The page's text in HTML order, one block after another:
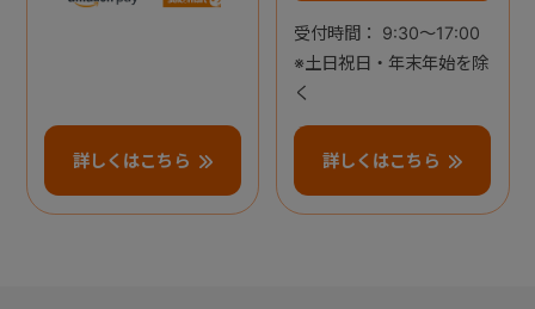
詳しくはこちら
受付時間： 9:30～17:00
※土日祝日・年末年始を除
く
詳しくはこちら